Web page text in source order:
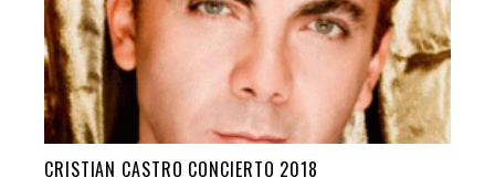
CRISTIAN CASTRO CONCIERTO 2018